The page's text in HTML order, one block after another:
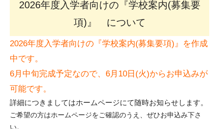
2026年度入学者向けの『学校案内(募集要
項)』 について
2026年度入学者向けの『学校案内(募集要項)』を作成
中です。
6月中旬完成予定なので、 6月10日(火)からお申込みが
可能です。
詳細につきましてはホームページにて随時お知らせします。
ご希望の方はホームページをご確認のうえ、ぜひお申込み下さ
い。